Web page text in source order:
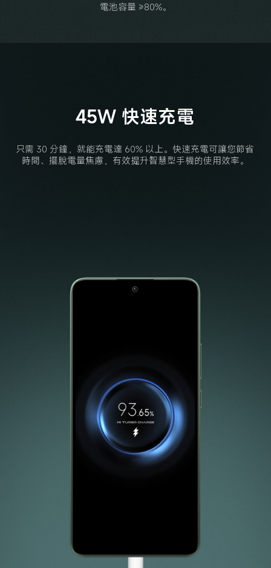
電池容量 ≥80%。
45W 快速充電
只需 30 分鐘，就能充電達 60% 以上。快速充電可讓您節省
時間、擺脫電量焦慮，有效提升智慧型手機的使用效率。